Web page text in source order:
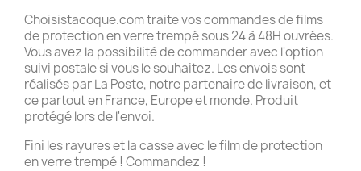
Choisistacoque.com traite vos commandes de films
de protection en verre trempé sous 24 à 48H ouvrées.
Vous avez la possibilité de commander avec l'option
suivi postale si vous le souhaitez. Les envois sont
réalisés par La Poste, notre partenaire de livraison, et
ce partout en France, Europe et monde. Produit
protégé lors de l'envoi.
Fini les rayures et la casse avec le film de protection
en verre trempé ! Commandez !